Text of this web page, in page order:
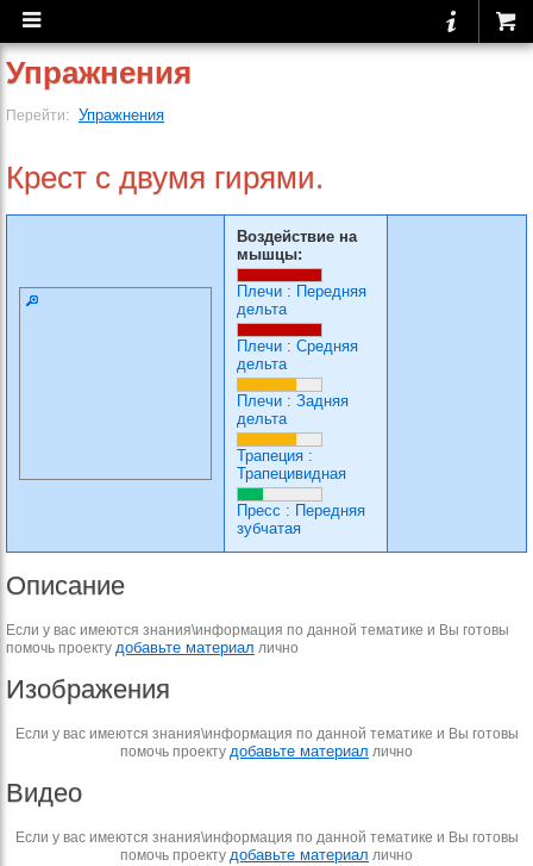
Упражнения
Перейти: Упражнения
Крест с двумя гирями.
Воздействие на
мышцы:
Плечи : Передняя
дельта
Плечи : Средняя
дельта
Плечи : Задняя
дельта
Трапеция :
Трапецивидная
Пресс : Передняя
зубчатая
Описание
Если у вас имеются знания\информация по данной тематике и Вы готовы
помочь проекту добавьте материал лично
Изображения
Если у вас имеются знания\информация по данной тематике и Вы готовы
помочь проекту добавьте материал лично
Видео
Если у вас имеются знания\информация по данной тематике и Вы готовы
помочь проекту добавьте материал лично